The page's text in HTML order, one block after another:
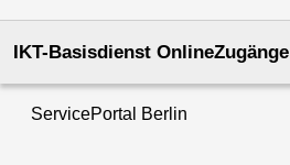
IKT-Basisdienst OnlineZugänge
ServicePortal Berlin